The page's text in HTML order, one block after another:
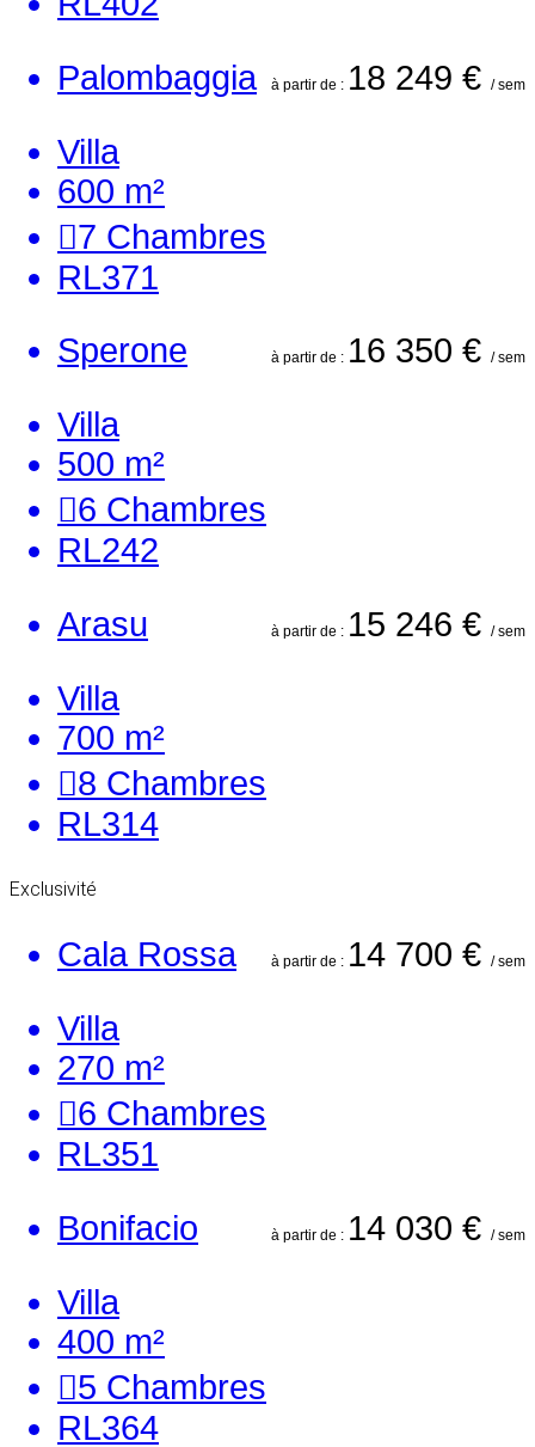
à partir de : 18 249 € / sem
Palombaggia
Villa
600 m²
7 Chambres
RL371
à partir de : 16 350 € / sem
Sperone
Villa
500 m²
6 Chambres
RL242
à partir de : 15 246 € / sem
Arasu
Villa
700 m²
8 Chambres
RL314
Exclusivité
à partir de : 14 700 € / sem
Cala Rossa
Villa
270 m²
6 Chambres
RL351
à partir de : 14 030 € / sem
Bonifacio
Villa
400 m²
5 Chambres
RL364